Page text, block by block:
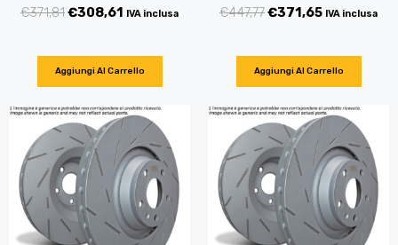
€371,81€308,61 IVA inclusa
Aggiungi Al Carrello
€447,77€371,65 IVA inclusa
Aggiungi Al Carrello